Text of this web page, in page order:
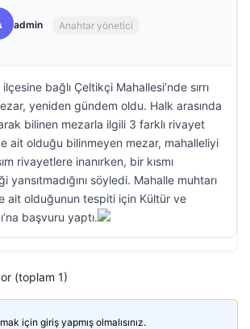
admin Anahtar yönetici
ilçesine bağlı Çeltikçi Mahallesi’nde sırrı
yeniden gündem oldu. Halk arasında
bilinen mezarla ilgili 3 farklı rivayet
ait olduğu bilinmeyen mezar, mahalleliyi
rivayetlere inanırken, bir kısmı
yansıtmadığını söyledi. Mahalle muhtarı
ait olduğunun tespiti için Kültür ve
başvuru yaptı.
(toplam 1)
için giriş yapmış olmalısınız.